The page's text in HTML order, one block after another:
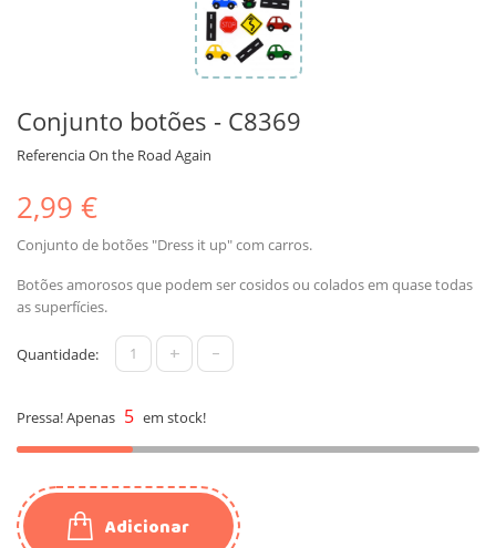
Conjunto botões - C8369
ReferenciaOn the Road Again
2,99 €
Conjunto de botões "Dress it up" com carros.
Botões amorosos que podem ser cosidos ou colados em quase todas
as superfícies.
Quantidade: + -
Pressa! Apenas 5 em stock!
Adicionar